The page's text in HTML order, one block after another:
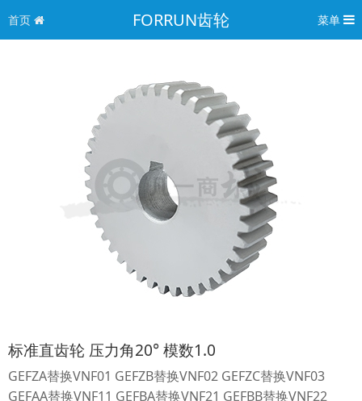
首页 FORRUN齿轮 菜单
标准直齿轮 压力角20° 模数1.0
GEFZA替换VNF01 GEFZB替换VNF02 GEFZC替换VNF03
GEFAA替换VNF11 GEFBA替换VNF21 GEFBB替换VNF22